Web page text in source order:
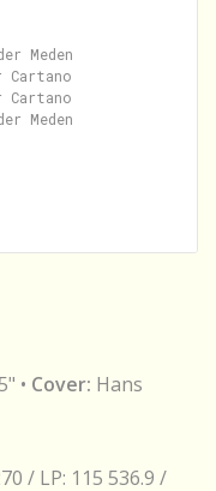
Meden
Meden
• Cover: Hans
/ LP: 115 536.9 /